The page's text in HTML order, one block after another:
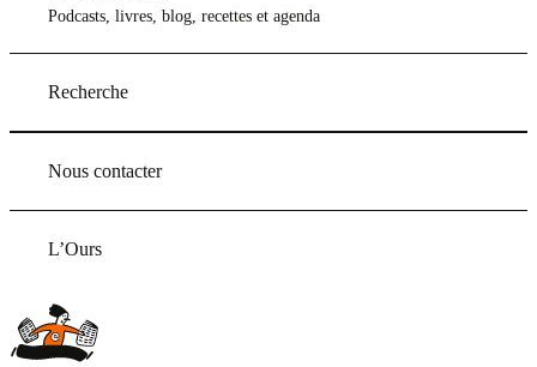
Podcasts, livres, blog, recettes et agenda
Recherche
Nous contacter
L’Ours